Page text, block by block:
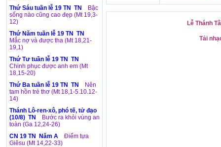
Thứ Sáu tuần lễ 19 TN TN
Bậc
sống nào cũng cao đẹp (Mt 19,3-
12)
Thứ Năm tuần lễ 19 TN TN
Mắc nợ và được tha (Mt 18,21-
19,1)
Thứ Tư tuần lễ 19 TN TN
Chinh phục được anh em (Mt
18,15-20)
Thứ Ba tuần lễ 19 TN TN
Nên
tam hồn trẻ thơ (Mt 18,1-5.10.12-
14)
Thánh Lô-ren-xô, phó tế, tử đạo
(10/8) TN
Bước ra khỏi vùng an
toàn (Ga 12,24-26)
CN 19 TN Năm A
Điểm tựa
Giêsu (Mt 14,22-33)
Lễ Thánh
Tải